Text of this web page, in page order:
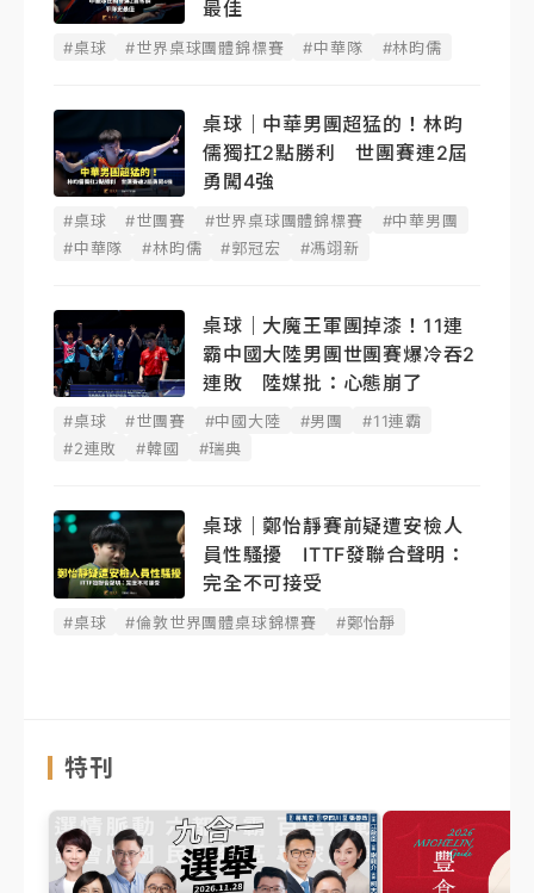
最佳
#桌球 #世界桌球團體錦標賽 #中華隊 #林昀儒
桌球｜中華男團超猛的！林昀
儒獨扛2點勝利 世團賽連2屆
勇闖4強
#桌球 #世團賽 #世界桌球團體錦標賽
#中華男團
#中華隊
#林昀儒 #郭冠宏 #馮翊新
桌球｜大魔王軍團掉漆！11連
霸中國大陸男團世團賽爆冷吞2
連敗 陸媒批：心態崩了
#桌球 #世團賽 #中國大陸 #男團
#11連霸
#2連敗
#韓國 #瑞典
桌球｜鄭怡靜賽前疑遭安檢人
員性騷擾 ITTF發聯合聲明：
完全不可接受
#桌球 #倫敦世界團體桌球錦標賽 #鄭怡靜
特刊